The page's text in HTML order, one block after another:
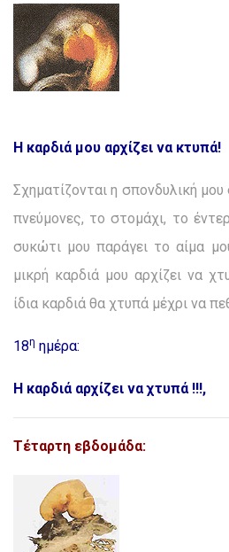
Η καρδιά μου αρχίζει να κτυπά!
Σχηματίζονται η σπονδυλική
πνεύμονες, το στομάχι, το
συκώτι μου παράγει το αίμα
μικρή καρδιά μου αρχίζει να
ίδια καρδιά θα χτυπά μέχρι να
18η ημέρα:
Η καρδιά αρχίζει να χτυπά !!!,
Τέταρτη εβδομάδα: